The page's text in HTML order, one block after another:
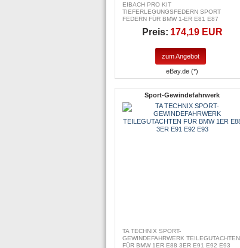
EIBACH PRO KIT
TIEFERLEGUNGSFEDERN SPORT
FEDERN FÜR BMW 1-ER E81 E87
Preis: 174,19 EUR
zum Angebot
eBay.de (*)
Sport-Gewindefahrwerk
TA TECHNIX SPORT-
GEWINDEFAHRWERK TEILEGUTACHTEN
FÜR BMW 1ER E88 3ER E91 E92 E93